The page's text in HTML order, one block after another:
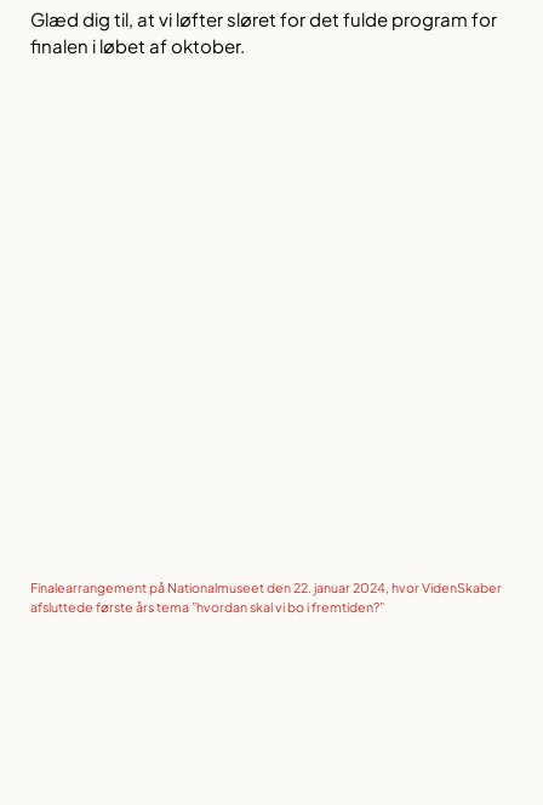
Glæd dig til, at vi løfter sløret for det fulde program for
finalen i løbet af oktober.
Finalearrangement på Nationalmuseet den 22. januar 2024, hvor VidenSkaber
afsluttede første års tema ”hvordan skal vi bo i fremtiden?”